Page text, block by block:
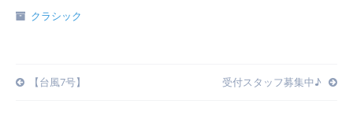
クラシック
Post
【台風7号】 受付スタッフ募集中♪